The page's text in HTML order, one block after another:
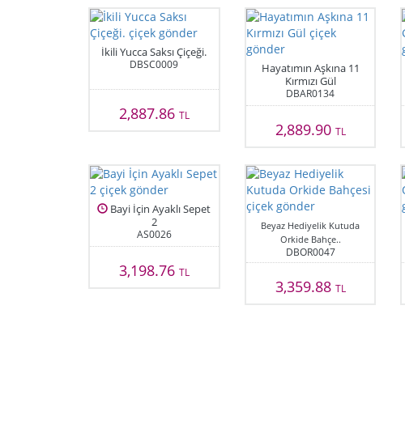
İkili Yucca Saksı Çiçeği.
DBSC0009
2,887.86 TL
Hayatımın Aşkına 11
Kırmızı Gül
DBAR0134
2,889.90 TL
Bayi İçin Ayaklı Sepet
2
AS0026
3,198.76 TL
Beyaz Hediyelik Kutuda
Orkide Bahçe..
DBOR0047
3,359.88 TL